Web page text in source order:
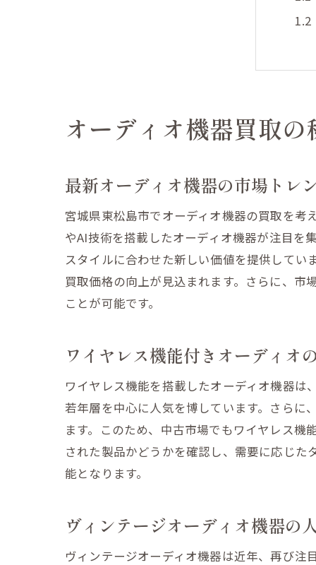
カ
オーディオ機器買取
最新オーディオ機器の市場トレ
宮城県東松島市でオーディオ機器の買取を考
やAI技術を搭載したオーディオ機器が注目を
スタイルに合わせた新しい価値を提供して
買取価格の向上が見込まれます。さらに、
ことが可能です。
ワイヤレス機能付きオーディオ
ワイヤレス機能を搭載したオーディオ機器
若年層を中心に人気を博しています。さらに
ます。このため、中古市場でもワイヤレス
された製品かどうかを確認し、需要に応じ
能となります。
ヴィンテージオーディオ機器の
ヴィンテージオーディオ機器は近年、再び注